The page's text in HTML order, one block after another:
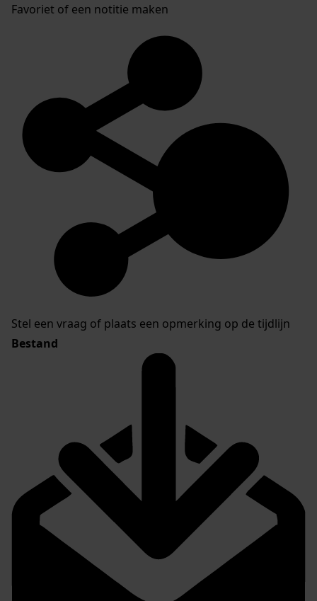
Favoriet of een notitie maken
Stel een vraag of plaats een opmerking op de tijdlijn
Bestand